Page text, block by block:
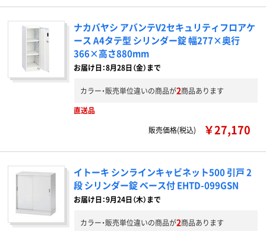
ナカバヤシ アバンテV2セキュリティフロアケ
ース A4タテ型 シリンダー錠 幅277×奥行
366×高さ880mm
お届け日：8月28日（金）まで
カラー・販売単位違いの商品が2商品あります
直送品
販売価格(税込)
￥27,170
イトーキ シンラインキャビネット500 引戸 2
段 シリンダー錠 ベース付 EHTD-099GSN
お届け日：9月24日（木）まで
カラー・販売単位違いの商品が2商品あります